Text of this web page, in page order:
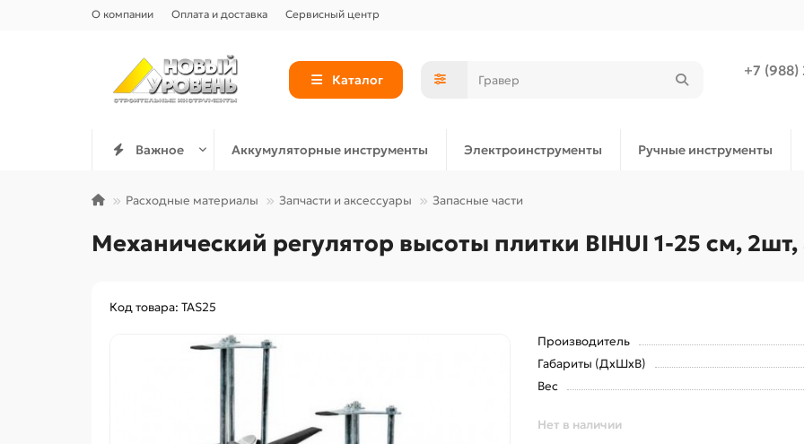
О компании Оплата и доставка Сервисный центр
Каталог
+7 (988)
Важное Аккумуляторные инструменты Электроинструменты Ручные инструменты
Расходные материалы Запчасти и аксессуары Запасные части
Механический регулятор высоты плитки BIHUI 1-25 см, 2шт,
Код товара: TAS25
Производитель
Габариты (ДхШхВ)
Вес
Нет в наличии